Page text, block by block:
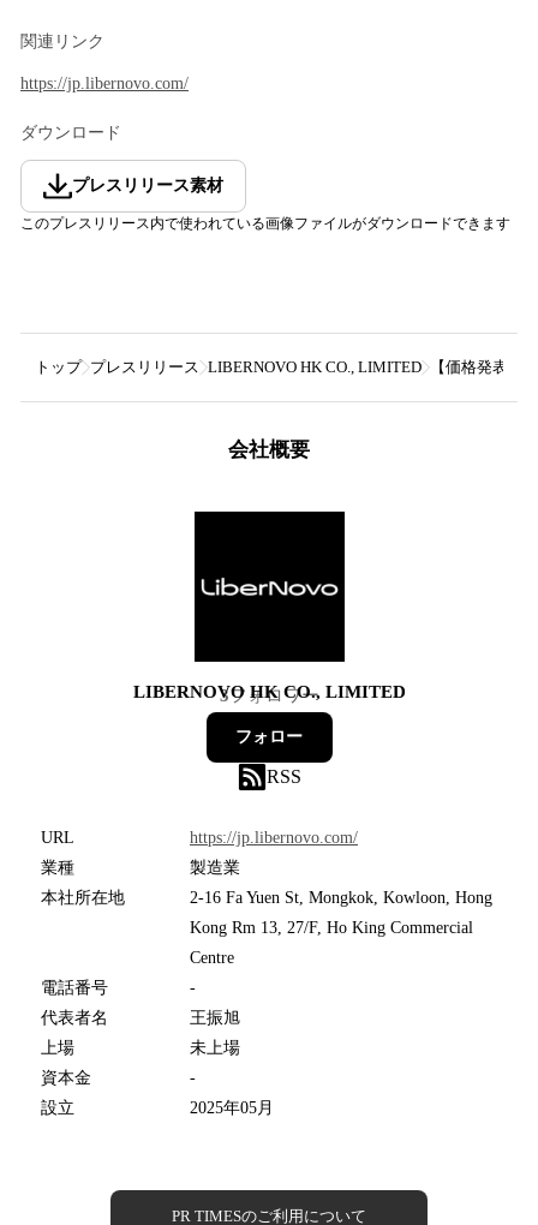
関連リンク
https://jp.libernovo.com/
ダウンロード
プレスリリース素材
このプレスリリース内で使われている画像ファイルがダウンロードできます
トップ プレスリリース LIBERNOVO HK CO., LIMITED 【価格発表】
会社概要
LIBERNOVO HK CO., LIMITED
3フォロワー
フォロー
RSS
URL
https://jp.libernovo.com/
業種
製造業
本社所在地
2-16 Fa Yuen St, Mongkok, Kowloon, Hong
Kong Rm 13, 27/F, Ho King Commercial
Centre
電話番号
-
代表者名
王振旭
上場
未上場
資本金
-
設立
2025年05月
PR TIMESのご利用について